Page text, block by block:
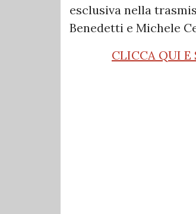
esclusiva nella
Benedetti e Michele
CLICCA QUI E